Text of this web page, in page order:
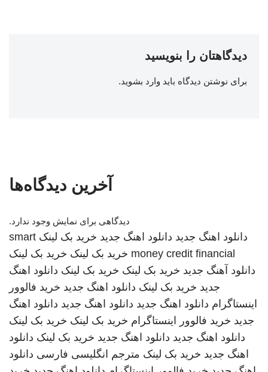
دیدگاهتان را بنویسید
برای نوشتن دیدگاه باید وارد بشوید.
آخرین دیدگاه‌ها
دیدگاهی برای نمایش وجود ندارد.
دانلود اهنگ جدید دانلود اهنگ جدید خرید بک لینک smart
money credit financial خرید بک لینک خرید بک لینک
دانلود آهنگ جدید خرید بک لینک خرید بک لینک دانلود اهنگ
جدید خرید بک لینک دانلود اهنگ جدید خرید فالوور
اینستاگرام دانلود اهنگ جدید دانلود اهنگ جدید دانلود اهنگ
جدید خرید فالوور اینستاگرام خرید بک لینک خرید بک لینک
دانلود اهنگ جدید دانلود اهنگ جدید خرید بک لینک دانلود
اهنگ جدید خرید بک لینک مترجم انگلیسی فارسی دانلود